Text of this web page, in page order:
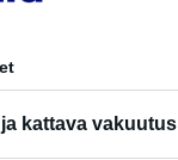
kattava vakuutus